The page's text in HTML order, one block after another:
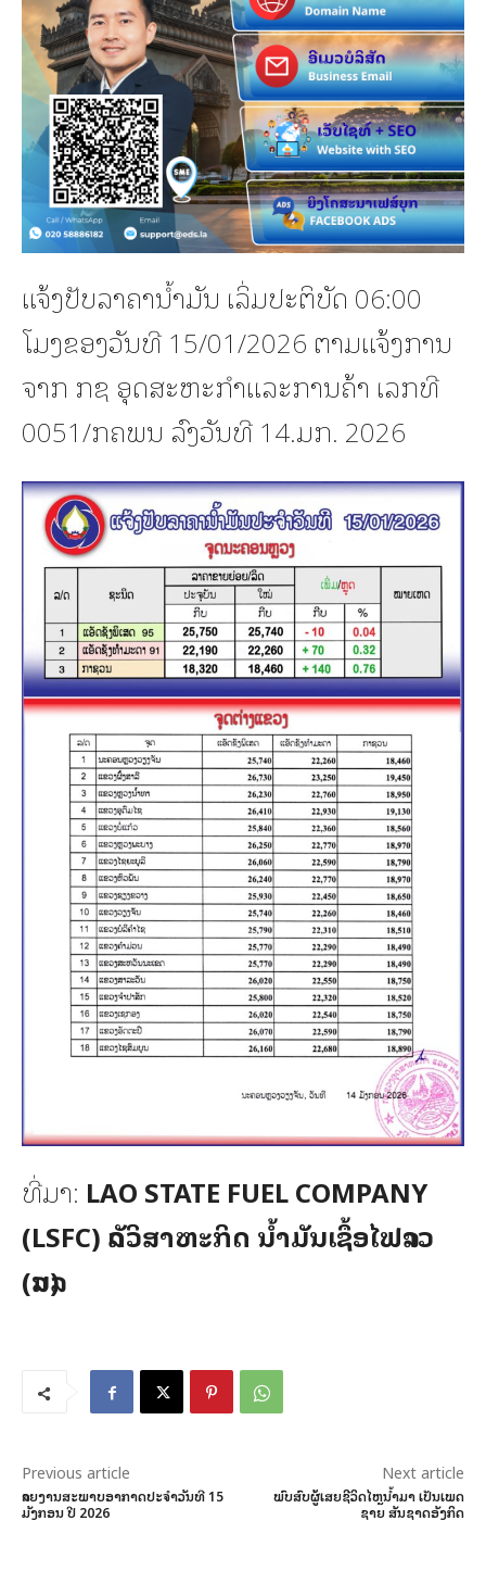
ແຈ້ງປັບລາຄານ້ຳມັນ ເລິ່ມປະຕິບັດ 06:00
ໂມງຂອງວັນທີ 15/01/2026 ຕາມແຈ້ງການ
ຈາກ ກຊ ອຸດສະຫະກຳແລະການຄ້າ ເລກທີ
0051/ກຄພນ ລົງວັນທີ 14.ມກ. 2026
ທີ່ມາ: LAO STATE FUEL COMPANY
(LSFC) ລັດວິສາຫະກິດ ນໍ້າມັນເຊຶ້ອໄຟລາວ
(ລນລ)
Previous article
ລາຍງານສະພາບອາກາດປະຈໍາວັນທີ 15
ມັງກອນ ປີ 2026
Next article
ພົບສົບຜູ້ເສຍຊີວິດໄຫຼນ້ຳມາ ເປັນເພດ
ຊາຍ ສັນຊາດອັງກິດ